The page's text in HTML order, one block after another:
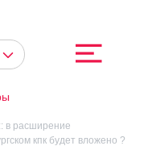
:: в расширение
кпк будет вложено ?